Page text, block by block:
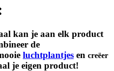
kan je aan elk product
de
luchtplantjes en creëer
je eigen product!